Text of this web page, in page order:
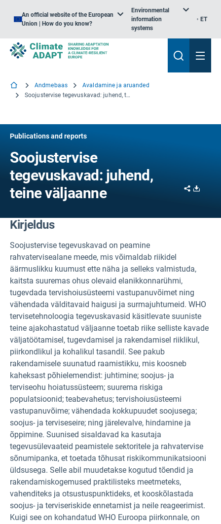
An official website of the European
Union | How do you know?
Environmental
information
systems
ET
Andmebaas
Avaldamine ja aruanded
Soojustervise tegevuskavad: juhend, teine väljaanne
Publications and reports
Soojustervise
tegevuskavad: juhend,
teine väljaanne
Share
Kirjeldus
Soojustervise tegevuskavad on peamine
rahvatervisealane meede, mis võimaldab riikidel
äärmuslikku kuumust ette näha ja selleks valmistuda,
kaitsta suuremas ohus olevaid elanikkonnarühmi,
tugevdada tervishoiusüsteemi vastupanuvõimet ning
vähendada välditavaid haigusi ja surmajuhtumeid. WHO
tervisetehnoloogia tegevuskavasid käsitlevate suuniste
teine ajakohastatud väljaanne toetab riike selliste kavade
väljatöötamisel, tugevdamisel ja rakendamisel riiklikul,
piirkondlikul ja kohalikul tasandil. See pakub
rakendamisele suunatud raamistikku, mis koosneb
kaheksast põhielemendist: juhtimine; soojus- ja
terviseohu hoiatussüsteem; suurema riskiga
populatsioonid; teabevahetus; tervishoiusüsteemi
vastupanuvõime; vähendada kokkupuudet soojusega;
soojus- ja terviseseire; ning järelevalve, hindamine ja
õppimine. Suunised sisaldavad ka kasutaja
tegevusülevaateid peamistele sektoritele ja rahvatervise
sõnumipanka, et toetada tõhusat riskikommunikatsiooni
üldsusega. Selle abil muudetakse kogutud tõendid ja
rakendamiskogemused praktilisteks meetmeteks,
vahenditeks ja otsustuspunktideks, et kooskõlastada
soojus- ja terviseriskide ennetamist ja neile reageerimist.
Kuigi see on kohandatud WHO Euroopa piirkonnale, on